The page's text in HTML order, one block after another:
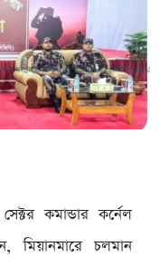
কমান্ডার কর্নেল
মিয়ানমারে চলমান